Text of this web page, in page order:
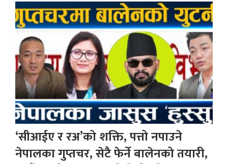
‘सीआईए र रअ’को शक्ति, पत्तो नपाउने
नेपालका गुप्तचर, सेटै फेर्ने बालेनको तयारी,